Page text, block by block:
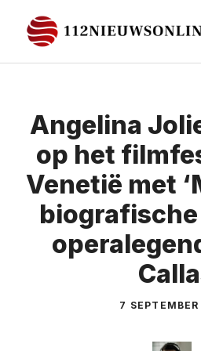
naar
de
Angelina
op het
Venetië met
7